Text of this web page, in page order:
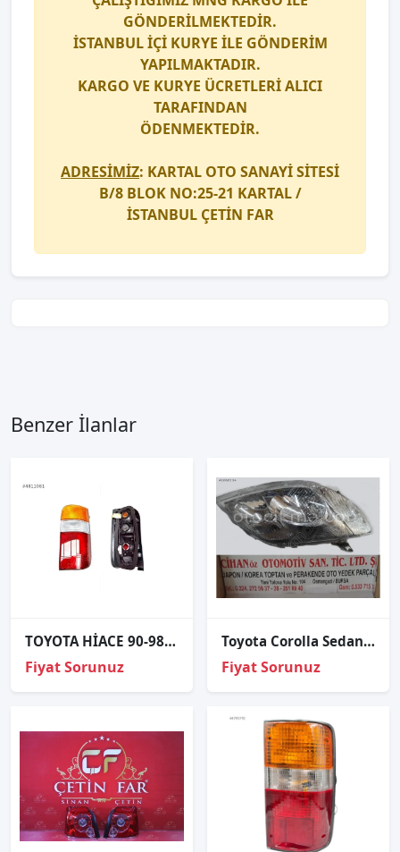
GÖNDERİLMEKTEDİR.
İSTANBUL İÇİ KURYE İLE GÖNDERİM
YAPILMAKTADIR.
KARGO VE KURYE ÜCRETLERİ ALICI
TARAFINDAN
ÖDENMEKTEDİR.
ADRESİMİZ: KARTAL OTO SANAYİ SİTESİ
B/8 BLOK NO:25-21 KARTAL /
İSTANBUL ÇETİN FAR
Benzer İlanlar
TOYOTA HİACE 90-98 SAĞ STOP LAMBASI 01-1419-RH
Fiyat Sorunuz
Toyota Corolla Sedan Sağ Far .2003 2006.
Fiyat Sorunuz